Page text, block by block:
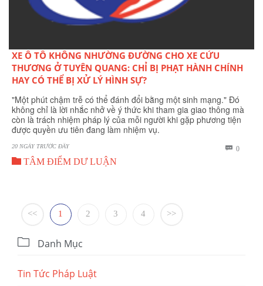
XE Ô TÔ KHÔNG NHƯỜNG ĐƯỜNG CHO XE CỨU
THƯƠNG Ở TUYÊN QUANG: CHỈ BỊ PHẠT HÀNH CHÍNH
HAY CÓ THỂ BỊ XỬ LÝ HÌNH SỰ?
"Một phút chậm trễ có thể đánh đổi bằng một sinh mạng." Đó
không chỉ là lời nhắc nhở về ý thức khi tham gia giao thông mà
còn là trách nhiệm pháp lý của mỗi người khi gặp phương tiện
được quyền ưu tiên đang làm nhiệm vụ.
20 NGÀY TRƯỚC ĐÂY  0BÌNH
 TÂM ĐIỂM DƯ LUẬN
<< 1 2 3 4 >>
 Danh Mục
Tin Tức Pháp Luật